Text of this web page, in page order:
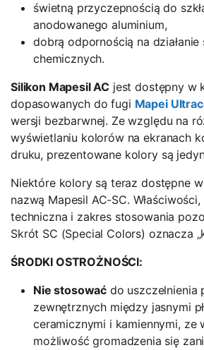
świetną przyczepnością do
anodowanego aluminium,
dobrą odpornością na
chemicznych.
Silikon Mapesil AC jest dostępny w
dopasowanych do fugi Mapei
wersji bezbarwnej. Ze względu na
wyświetlaniu kolorów na ekranach
druku, prezentowane kolory są
Niektóre kolory są teraz dostępne
nazwą Mapesil AC-SC.
techniczna i zakres stosowania
Skrót SC (Special Colors) oznacza
ŚRODKI OSTROŻNOŚCI:
Nie stosować do uszczelnienia
zewnętrznych między jasnymi
ceramicznymi i kamiennymi, ze
możliwość gromadzenia się